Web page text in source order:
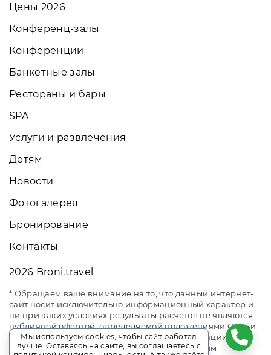
Цены 2026
Конференц-залы
Конференции
Банкетные залы
Рестораны и бары
SPA
Услуги и развлечения
Детям
Новости
Фотогалерея
Бронирование
Контакты
2026 Broni.travel
* Обращаем ваше внимание на то, что данный интернет-
сайт носит исключительно информационный характер и
ни при каких условиях результаты расчетов не являются
публичной офертой, определяемой положениями Статьи
437 Гражданского кодекса Российской Федерации. За
окончательным расчетом обращайтесь к нашим
Мы используем cookies, чтобы сайт работал
лучше. Оставаясь на сайте, вы соглашаетесь с